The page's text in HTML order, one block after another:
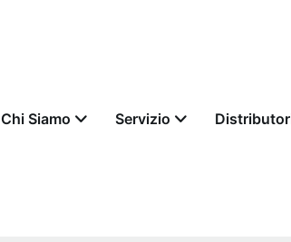
Chi Siamo Servizio